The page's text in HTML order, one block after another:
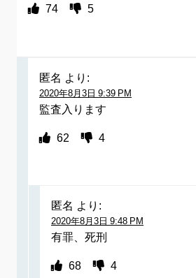
74 5
匿名 より:
2020年8月3日 9:39 PM
監査入ります
62 4
匿名 より:
2020年8月3日 9:48 PM
有罪、死刑
68 4